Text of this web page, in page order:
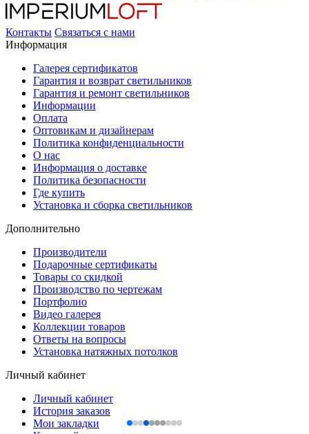
Контакты Связаться с нами
Информация
Галерея сертификатов
Гарантия и возврат светильников
Гарантия и ремонт светильников
Информации
Оплата
Оптовикам и дизайнерам
Политика конфиденциальности
О нас
Информация о доставке
Политика безопасности
Где купить
Установка и сборка светильников
Дополнительно
Производители
Подарочные сертификаты
Товары со скидкой
Производство по чертежам
Портфолио
Видео галерея
Коллекции товаров
Ответы на вопросы
Установка натяжных потолков
Личный кабинет
Личный кабинет
История заказов
Мои закладки